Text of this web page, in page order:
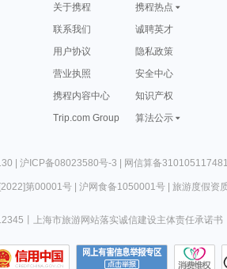
关于携程
携程热点
联系我们
诚聘英才
用户协议
隐私政策
营业执照
安全中心
携程内容中心
知识产权
Trip.com Group
算法公示
| 沪ICP备08023580号-3 | 网信算备
第00001号| 沪网食备1050001号| 旅游度假资
上海市旅游网站落实诚信建设主体责任承诺书